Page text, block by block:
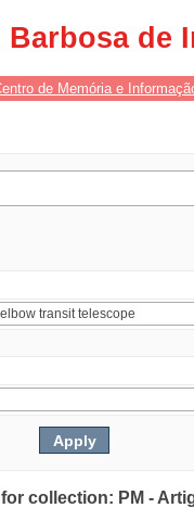
de
de Memória e
collection: PM -